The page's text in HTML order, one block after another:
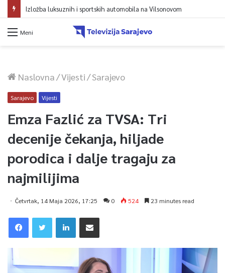
Meni
Naslovna/Vijesti/Sarajevo
Sarajevo Vijesti
Emza Fazlić za TVSA: Tri
decenije čekanja, hiljade
porodica i dalje tragaju za
najmilijima
Četvrtak, 14 Maja 2026, 17:25 0 524 23 minutes read